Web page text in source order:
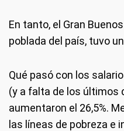
En tanto, el Gran
poblada del país, tuvo
Qué pasó con los
(y a falta de los últimos
aumentaron el 26,5%.
las líneas de pobreza e